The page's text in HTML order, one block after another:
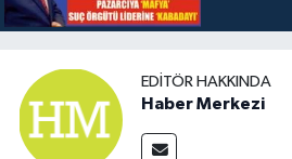
EDITÖR HAKKINDA
Haber Merkezi